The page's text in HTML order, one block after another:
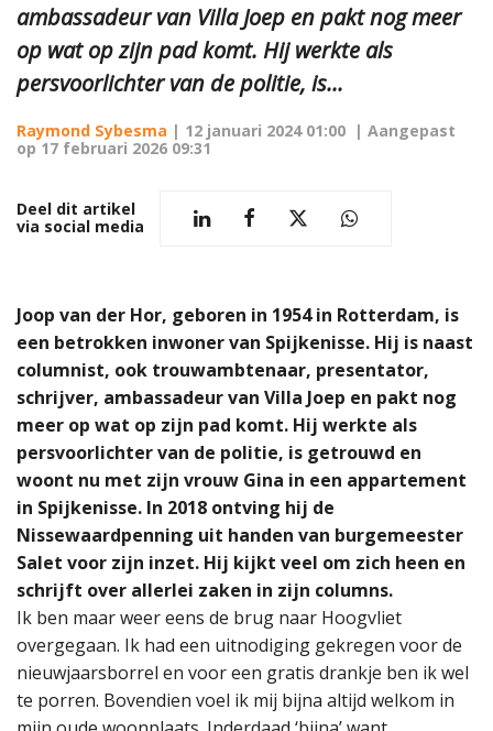
ambassadeur van Villa Joep en pakt nog meer
op wat op zijn pad komt. Hij werkte als
persvoorlichter van de politie, is...
Raymond Sybesma | 12 januari 2024 01:00 | Aangepast
op 17 februari 2026 09:31
Deel dit artikel
via social media
Joop van der Hor, geboren in 1954 in Rotterdam, is
een betrokken inwoner van Spijkenisse. Hij is naast
columnist, ook trouwambtenaar, presentator,
schrijver, ambassadeur van Villa Joep en pakt nog
meer op wat op zijn pad komt. Hij werkte als
persvoorlichter van de politie, is getrouwd en
woont nu met zijn vrouw Gina in een appartement
in Spijkenisse. In 2018 ontving hij de
Nissewaardpenning uit handen van burgemeester
Salet voor zijn inzet. Hij kijkt veel om zich heen en
schrijft over allerlei zaken in zijn columns.
Ik ben maar weer eens de brug naar Hoogvliet
overgegaan. Ik had een uitnodiging gekregen voor de
nieuwjaarsborrel en voor een gratis drankje ben ik wel
te porren. Bovendien voel ik mij bijna altijd welkom in